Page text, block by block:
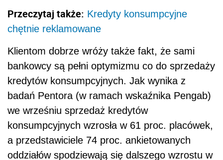
Przeczytaj także: Kredyty konsumpcyjne
chętnie reklamowane
Klientom dobrze wróży także fakt, że sami
bankowcy są pełni optymizmu co do sprzedaży
kredytów konsumpcyjnych. Jak wynika z
badań Pentora (w ramach wskaźnika Pengab)
we wrześniu sprzedaż kredytów
konsumpcyjnych wzrosła w 61 proc. placówek,
a przedstawiciele 74 proc. ankietowanych
oddziałów spodziewają się dalszego wzrostu w